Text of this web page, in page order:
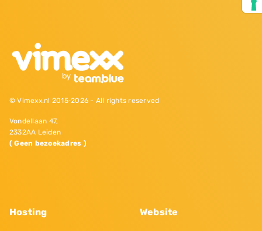
© Vimexx.nl 2015‐2026 - All rights reserved
Vondellaan 47,
2332AA Leiden
( Geen bezoekadres )
Hosting Website